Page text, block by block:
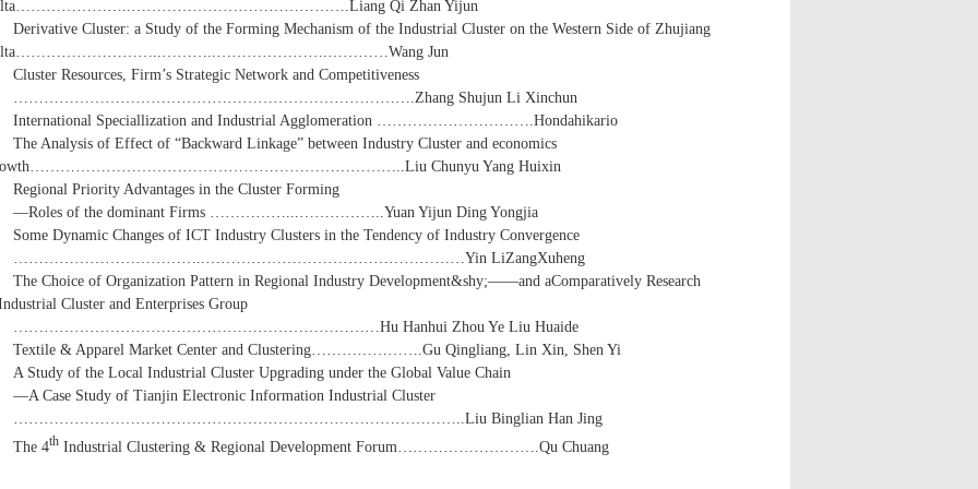
Qi Zhan Yijun
Derivative Cluster: a Study of the Forming Mechanism of the Industrial Cluster on the Western Side of Zhujiang
Jun
Cluster Resources, Firm’s Strategic Network and Competitiveness
…………………………………………………………………….Zhang Shujun Li Xinchun
International Speciallization and Industrial Agglomeration ………………………….Hondahikario
The Analysis of Effect of “Backward Linkage” between Industry Cluster and economics
Chunyu Yang Huixin
Regional Priority Advantages in the Cluster Forming
—Roles of the dominant Firms ……………...……………..Yuan Yijun Ding Yongjia
Some Dynamic Changes of ICT Industry Clusters in the Tendency of Industry Convergence
………………………………..……………………………………………Yin LiZangXuheng
The Choice of Organization Pattern in Regional Industry Development&shy;——and aComparatively Research
Cluster and Enterprises Group
………………………………………………………………Hu Hanhui Zhou Ye Liu Huaide
Textile & Apparel Market Center and Clustering………………….Gu Qingliang, Lin Xin, Shen Yi
A Study of the Local Industrial Cluster Upgrading under the Global Value Chain
—A Case Study of Tianjin Electronic Information Industrial Cluster
……………………………………………………………………………..Liu Binglian Han Jing
The 4th Industrial Clustering & Regional Development Forum……………………….Qu Chuang